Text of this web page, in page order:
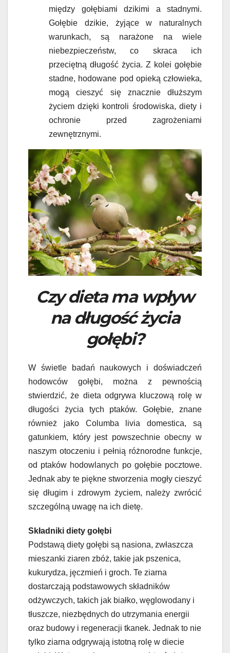
między gołębiami dzikimi a stadnymi.
Gołębie dzikie, żyjące w naturalnych
warunkach, są narażone na wiele
niebezpieczeństw, co skraca ich
przeciętną długość życia. Z kolei gołębie
stadne, hodowane pod opieką człowieka,
mogą cieszyć się znacznie dłuższym
życiem dzięki kontroli środowiska, diety i
ochronie przed zagrożeniami
zewnętrznymi.
Czy dieta ma wpływ
na długość życia
gołębi?
W świetle badań naukowych i doświadczeń
hodowców gołębi, można z pewnością
stwierdzić, że dieta odgrywa kluczową rolę w
długości życia tych ptaków. Gołębie, znane
również jako Columba livia domestica, są
gatunkiem, który jest powszechnie obecny w
naszym otoczeniu i pełnią różnorodne funkcje,
od ptaków hodowlanych po gołębie pocztowe.
Jednak aby te piękne stworzenia mogły cieszyć
się długim i zdrowym życiem, należy zwrócić
szczególną uwagę na ich dietę.
Składniki diety gołębi
Podstawą diety gołębi są nasiona, zwłaszcza
mieszanki ziaren zbóż, takie jak pszenica,
kukurydza, jęczmień i groch. Te ziarna
dostarczają podstawowych składników
odżywczych, takich jak białko, węglowodany i
tłuszcze, niezbędnych do utrzymania energii
oraz budowy i regeneracji tkanek. Jednak to nie
tylko ziarna odgrywają istotną rolę w diecie